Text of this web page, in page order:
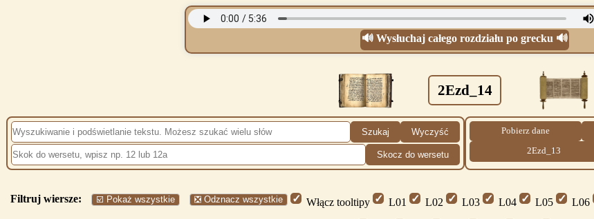
🔊 Wysłuchaj całego rozdziału po grecku 🔊
2Ezd_14
Szukaj Wyczyść
Skocz do wersetu
Pobierz dane
2Ezd_13
Filtruj wiersze: ☑️ Pokaż wszystkie ❎ Odznacz wszystkie Włącz tooltipy L01 L02 L03 L04 L05 L06